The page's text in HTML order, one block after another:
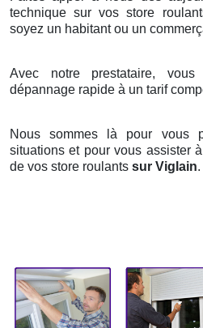
technique sur vos store
soyez un habitant ou un
Avec notre prestataire,
dépannage rapide à un tarif
Nous sommes là pour vous
situations et pour vous assister
de vos store roulants sur Viglain.